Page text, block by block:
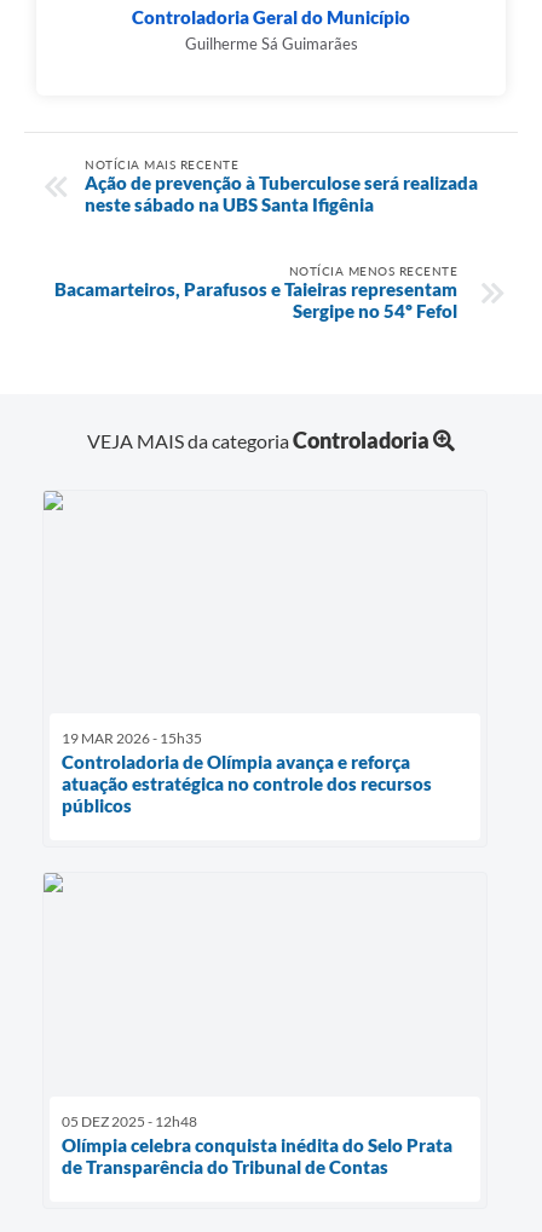
Controladoria Geral do Município
Guilherme Sá Guimarães
NOTÍCIA MAIS RECENTE
Ação de prevenção à Tuberculose será realizada
neste sábado na UBS Santa Ifigênia
NOTÍCIA MENOS RECENTE
Bacamarteiros, Parafusos e Taieiras representam
Sergipe no 54º Fefol
VEJA MAIS da categoriaControladoria
19 MAR 2026 - 15h35
Controladoria de Olímpia avança e reforça
atuação estratégica no controle dos recursos
públicos
05 DEZ 2025 - 12h48
Olímpia celebra conquista inédita do Selo Prata
de Transparência do Tribunal de Contas